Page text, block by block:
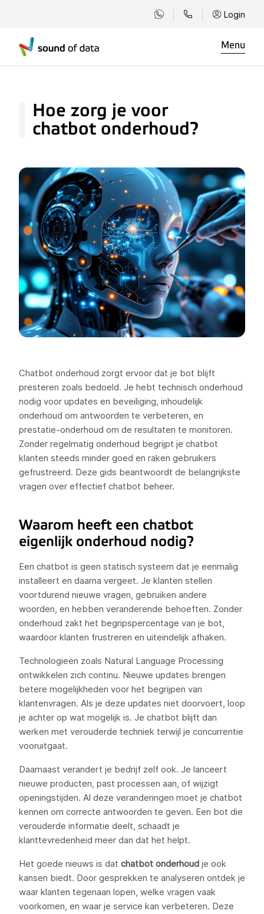
Login
Menu
Hoe zorg je voor
chatbot onderhoud?
Chatbot onderhoud zorgt ervoor dat je bot blijft
presteren zoals bedoeld. Je hebt technisch onderhoud
nodig voor updates en beveiliging, inhoudelijk
onderhoud om antwoorden te verbeteren, en
prestatie-onderhoud om de resultaten te monitoren.
Zonder regelmatig onderhoud begrijpt je chatbot
klanten steeds minder goed en raken gebruikers
gefrustreerd. Deze gids beantwoordt de belangrijkste
vragen over effectief chatbot beheer.
Waarom heeft een chatbot
eigenlijk onderhoud nodig?
Een chatbot is geen statisch systeem dat je eenmalig
installeert en daarna vergeet. Je klanten stellen
voortdurend nieuwe vragen, gebruiken andere
woorden, en hebben veranderende behoeften. Zonder
onderhoud zakt het begripspercentage van je bot,
waardoor klanten frustreren en uiteindelijk afhaken.
Technologieën zoals Natural Language Processing
ontwikkelen zich continu. Nieuwe updates brengen
betere mogelijkheden voor het begrijpen van
klantenvragen. Als je deze updates niet doorvoert, loop
je achter op wat mogelijk is. Je chatbot blijft dan
werken met verouderde techniek terwijl je concurrentie
vooruitgaat.
Daarnaast verandert je bedrijf zelf ook. Je lanceert
nieuwe producten, past processen aan, of wijzigt
openingstijden. Al deze veranderingen moet je chatbot
kennen om correcte antwoorden te geven. Een bot die
verouderde informatie deelt, schaadt je
klanttevredenheid meer dan dat het helpt.
Het goede nieuws is dat chatbot onderhoud je ook
kansen biedt. Door gesprekken te analyseren ontdek je
waar klanten tegenaan lopen, welke vragen vaak
voorkomen, en waar je service kan verbeteren. Deze